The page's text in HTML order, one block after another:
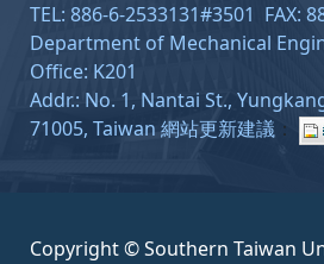
TEL: 886-6-2533131#3501 FAX:
Department of Mechanical
Office: K201
Addr.: No. 1, Nantai St.,
71005, Taiwan 網站更新建議 ：
Copyright © Southern Taiwan